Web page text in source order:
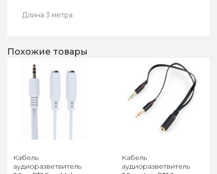
Длина 3 метра
Похожие товары
Кабель
аудиоразветвитель
Кабель
аудиоразветвитель